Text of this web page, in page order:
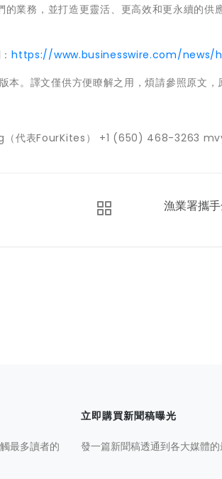
業務，並打造更靈活、更高效和更永續的供
https://www.businesswire.com/news/
本。譯文僅供方便瞭解之用，煩請參照原文，
代表FourKites） +1 (650) 468-3263
漁業署攜
最多讀者的
立即購買新聞稿曝光
發一篇新聞稿透通到各大媒體